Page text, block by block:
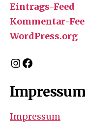
Eintrags-Feed
Kommentar-
WordPress.org
Instagram
Facebook
Impressum